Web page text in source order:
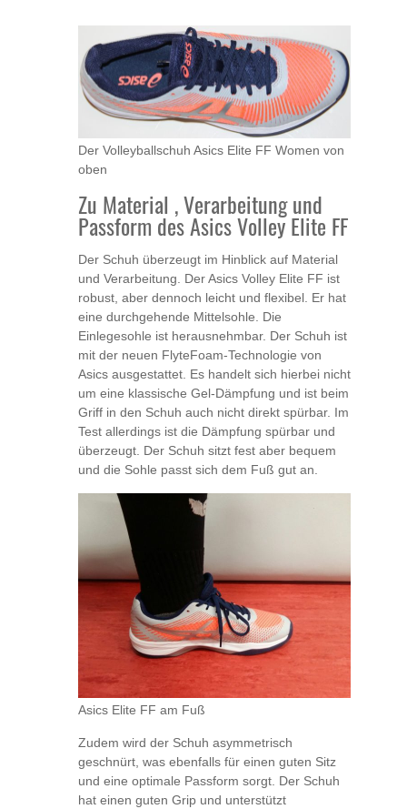
Der Volleyballschuh Asics Elite FF Women von
oben
Zu Material , Verarbeitung und
Passform des Asics Volley Elite FF
Der Schuh überzeugt im Hinblick auf Material
und Verarbeitung. Der Asics Volley Elite FF ist
robust, aber dennoch leicht und flexibel. Er hat
eine durchgehende Mittelsohle. Die
Einlegesohle ist herausnehmbar. Der Schuh ist
mit der neuen FlyteFoam-Technologie von
Asics ausgestattet. Es handelt sich hierbei nicht
um eine klassische Gel-Dämpfung und ist beim
Griff in den Schuh auch nicht direkt spürbar. Im
Test allerdings ist die Dämpfung spürbar und
überzeugt. Der Schuh sitzt fest aber bequem
und die Sohle passt sich dem Fuß gut an.
Asics Elite FF am Fuß
Zudem wird der Schuh asymmetrisch
geschnürt, was ebenfalls für einen guten Sitz
und eine optimale Passform sorgt. Der Schuh
hat einen guten Grip und unterstützt